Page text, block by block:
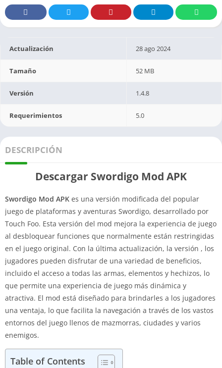
Actualización 28 ago 2024
Tamaño 52 MB
Versión 1.4.8
Requerimientos 5.0
DESCRIPCIÓN
Descargar Swordigo Mod APK
Swordigo Mod APK es una versión modificada del popular
juego de plataformas y aventuras Swordigo, desarrollado por
Touch Foo. Esta versión del mod mejora la experiencia de juego
al desbloquear funciones que normalmente están restringidas
en el juego original. Con la última actualización, la versión , los
jugadores pueden disfrutar de una variedad de beneficios,
incluido el acceso a todas las armas, elementos y hechizos, lo
que permite una experiencia de juego más dinámica y
atractiva. El mod está diseñado para brindarles a los jugadores
una ventaja, lo que facilita la navegación a través de los vastos
entornos del juego llenos de mazmorras, ciudades y varios
enemigos.
Table of Contents